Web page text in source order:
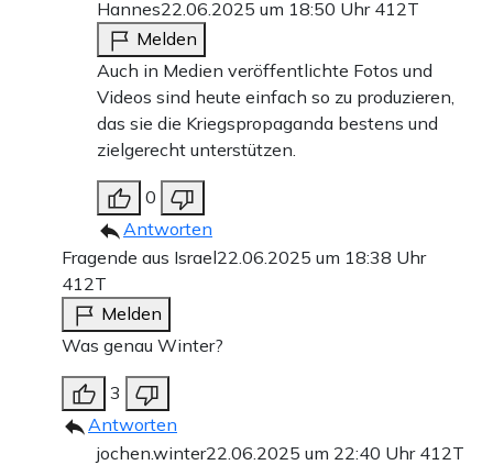
Hannes22.06.2025 um 18:50 Uhr 412T
Melden
Auch in Medien veröffentlichte Fotos und
Videos sind heute einfach so zu produzieren,
das sie die Kriegspropaganda bestens und
zielgerecht unterstützen.
0
Antworten
Fragende aus Israel22.06.2025 um 18:38 Uhr
412T
Melden
Was genau Winter?
3
Antworten
jochen.winter22.06.2025 um 22:40 Uhr 412T